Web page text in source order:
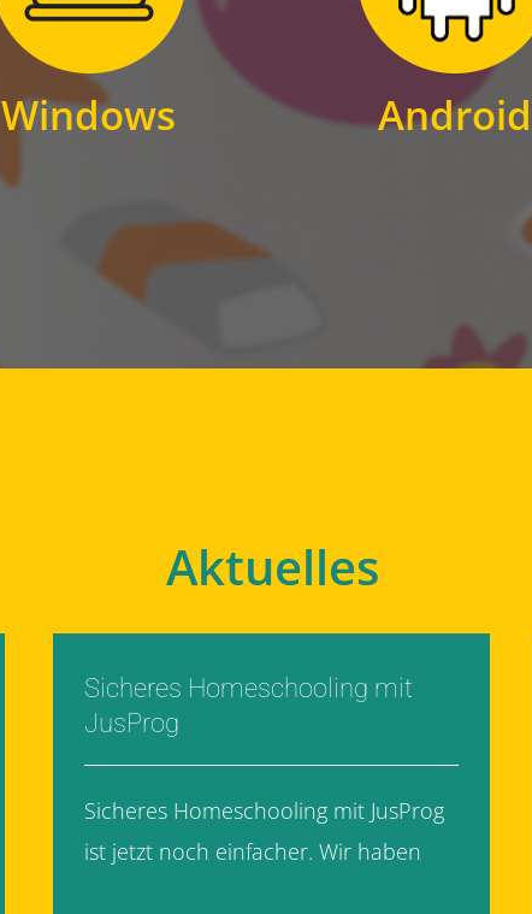
Windows
Zum Download
für Windows
Android
Zum Download
für Android
Aktuelles
Sicheres Homeschooling mit
JusProg
Sicheres Homeschooling mit JusProg
ist jetzt noch einfacher. Wir haben